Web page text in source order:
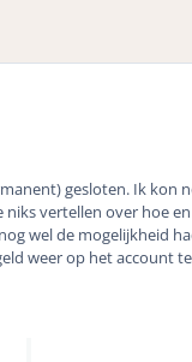
gesloten. Ik kon
vertellen over hoe
wel de mogelijkheid
weer op het account